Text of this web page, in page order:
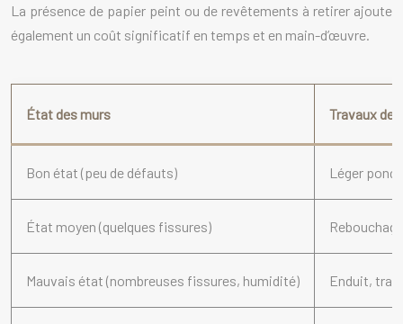
La présence de papier peint ou de revêtements à retirer ajoute
également un coût significatif en temps et en main-d’œuvre.
État des murs Travaux de
Bon état (peu de défauts) Léger
État moyen (quelques fissures)
Mauvais état (nombreuses fissures, humidité) Enduit,